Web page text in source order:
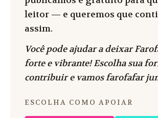
leitor — e queremos que
assim.
Você pode ajudar a deixar
forte e vibrante! Escolha sua
contribuir e vamos farofafar
ESCOLHA COMO APOIAR